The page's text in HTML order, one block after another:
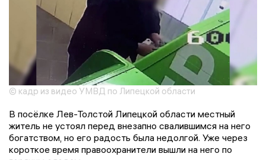
© кадр из видео УМВД по Липецкой области
В посёлке Лев-Толстой Липецкой области местный
житель не устоял перед внезапно свалившимся на него
богатством, но его радость была недолгой. Уже через
короткое время правоохранители вышли на него по